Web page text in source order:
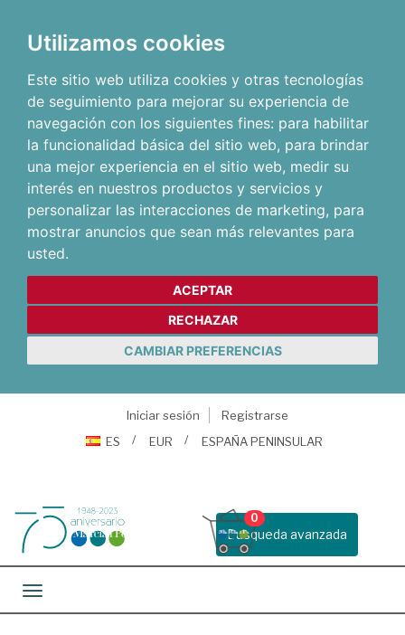
Utilizamos cookies
Este sitio web utiliza cookies y otras tecnologías
de seguimiento para mejorar su experiencia de
navegación con los siguientes fines: para habilitar
la funcionalidad básica del sitio web, para brindar
una mejor experiencia en el sitio web, medir su
interés en nuestros productos y servicios y
personalizar las interacciones de marketing, para
mostrar anuncios que sean más relevantes para
usted.
ACEPTAR
RECHAZAR
CAMBIAR PREFERENCIAS
Iniciar sesión
Registrarse
ES
EUR ESPAÑA PENINSULAR
Busqueda avanzada
0
Toggle navigation